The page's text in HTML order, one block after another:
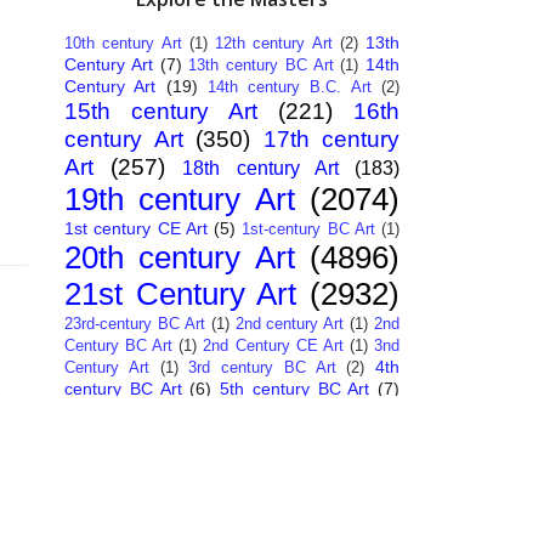
10th century Art (1) 12th century Art (2) 13th
Century Art (7) 13th century BC Art (1) 14th
Century Art (19) 14th century B.C. Art (2)
15th century Art (221)
16th
century Art (350) 17th century
Art
(257) 18th century Art (183)
19th century Art (2074)
1st century CE Art (5) 1st-century BC Art (1)
20th century Art (4896)
21st Century Art (2932)
23rd-century BC Art (1) 2nd century Art (1) 2nd
Century BC Art (1) 2nd Century CE Art (1) 3nd
Century Art
(1) 3rd century BC Art (2) 4th
century BC Art (6) 5th century BC Art (7)